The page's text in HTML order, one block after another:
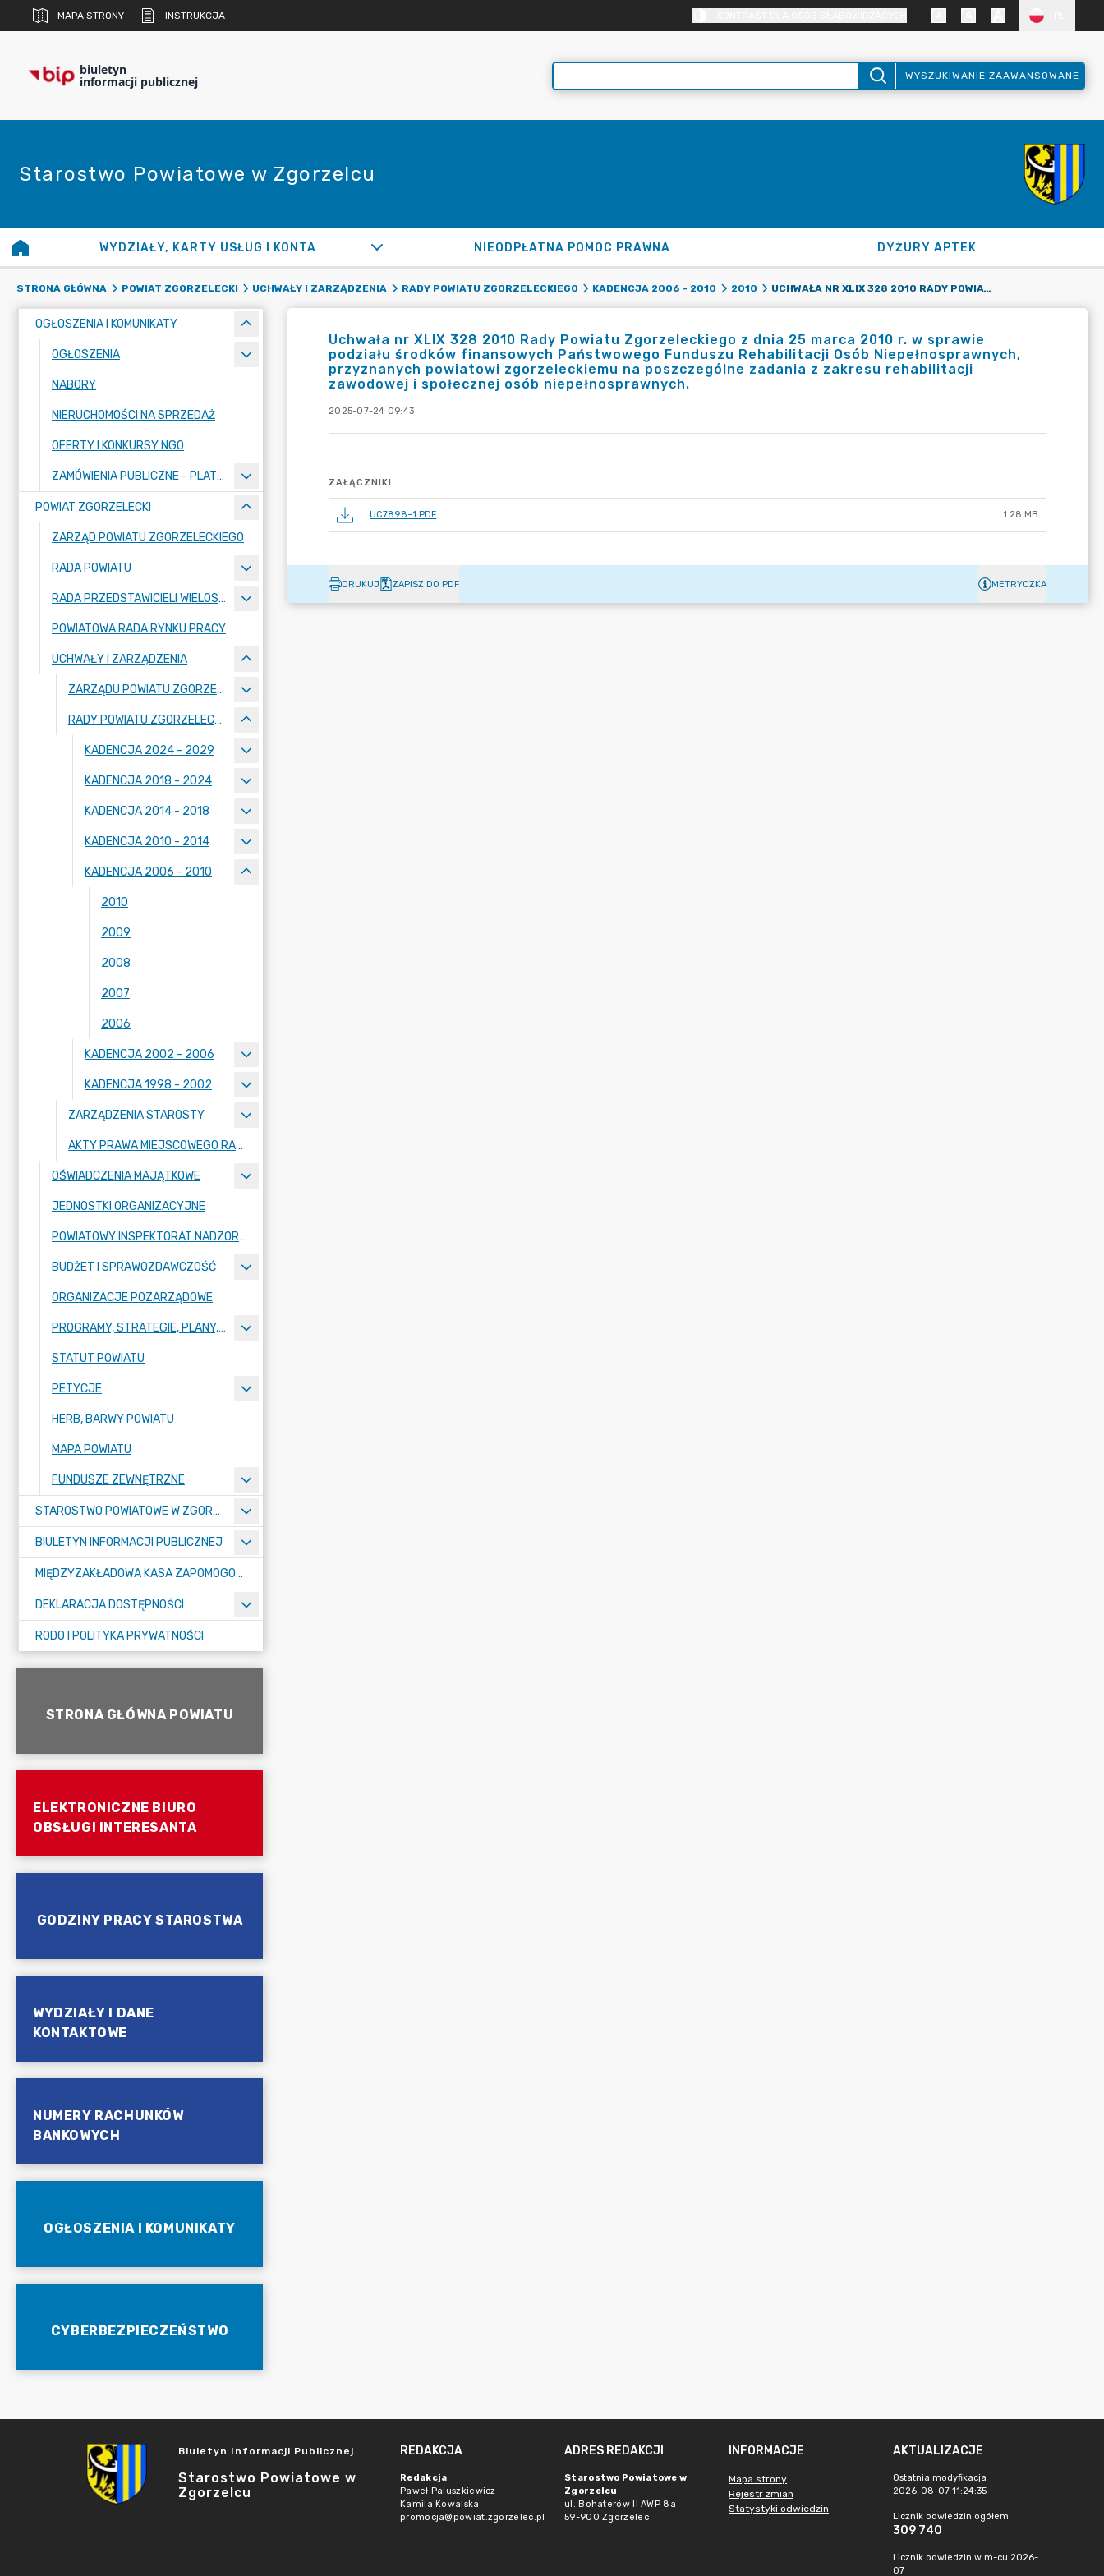
MAPA STRONY INSTRUKCJA
biuletyn
informacji publicznej WYSZUKIWANIE ZAAWANSOWANE
Starostwo Powiatowe w Zgorzelcu
WYDZIAŁY, KARTY USŁUG I KONTA NIEODPŁATNA POMOC PRAWNA DYŻURY APTEK
STRONA GŁÓWNA POWIAT ZGORZELECKI UCHWAŁY I ZARZĄDZENIA RADY POWIATU ZGORZELECKIEGO KADENCJA 2006 - 2010 2010 UCHWAŁA NR XLIX 328 2010 RADY POWIATU ZGORZELECKIEGO Z DNIA 25 MARCA 2010 R. W SPRAWIE PODZIAŁU ŚRODKÓW FINANSOWYCH PAŃSTWOWEGO FUNDUSZU REHABILITACJI OSÓB NIEPEŁNOSPRAWNYCH, PRZYZNANYCH POWIATOWI ZGORZELECKIEMU NA POSZCZEGÓLNE ZADANIA Z ZAKRESU REHABILITACJI ZAWODOWEJ I SPOŁECZNEJ OSÓB NIEPEŁNOSPRAWNYCH.
OGŁOSZENIA I KOMUNIKATY
OGŁOSZENIA
NABORY
NIERUCHOMOŚCI NA SPRZEDAŻ
OFERTY I KONKURSY NGO
ZAMÓWIENIA PUBLICZNE - PLATFORMA ZAKUPOWA
POWIAT ZGORZELECKI
ZARZĄD POWIATU ZGORZELECKIEGO
RADA POWIATU
RADA PRZEDSTAWICIELI WIELOSPECJALISTYCZNEGO ZESPOŁU OPIEKI ZDROWOTNEJ "BOLESŁAWIEC-ZGORZELEC" SAMODZIELNEGO PUBLICZNEGO ZAKŁADU OPIEKI ZDROWOTNEJ
POWIATOWA RADA RYNKU PRACY
UCHWAŁY I ZARZĄDZENIA
ZARZĄDU POWIATU ZGORZELECKIEGO
RADY POWIATU ZGORZELECKIEGO
KADENCJA 2024 - 2029
KADENCJA 2018 - 2024
KADENCJA 2014 - 2018
KADENCJA 2010 - 2014
KADENCJA 2006 - 2010
2010
2009
2008
2007
2006
KADENCJA 2002 - 2006
KADENCJA 1998 - 2002
ZARZĄDZENIA STAROSTY
AKTY PRAWA MIEJSCOWEGO RADY POWIATU ZGORZELECKIEGO
OŚWIADCZENIA MAJĄTKOWE
JEDNOSTKI ORGANIZACYJNE
POWIATOWY INSPEKTORAT NADZORU BUDOWLANEGO
BUDŻET I SPRAWOZDAWCZOŚĆ
ORGANIZACJE POZARZĄDOWE
PROGRAMY, STRATEGIE, PLANY, RAPORTY
STATUT POWIATU
PETYCJE
HERB, BARWY POWIATU
MAPA POWIATU
FUNDUSZE ZEWNĘTRZNE
STAROSTWO POWIATOWE W ZGORZELCU
BIULETYN INFORMACJI PUBLICZNEJ
MIĘDZYZAKŁADOWA KASA ZAPOMOGOWO-POŻYCZKOWA
DEKLARACJA DOSTĘPNOŚCI
RODO I POLITYKA PRYWATNOŚCI
STRONA GŁÓWNA POWIATU
ELEKTRONICZNE BIURO
OBSŁUGI INTERESANTA
GODZINY PRACY STAROSTWA
WYDZIAŁY I DANE
KONTAKTOWE
NUMERY RACHUNKÓW
BANKOWYCH
OGŁOSZENIA I KOMUNIKATY
CYBERBEZPIECZEŃSTWO
Uchwała nr XLIX 328 2010 Rady Powiatu Zgorzeleckiego z dnia 25 marca 2010 r. w sprawie
podziału środków finansowych Państwowego Funduszu Rehabilitacji Osób Niepełnosprawnych,
przyznanych powiatowi zgorzeleckiemu na poszczególne zadania z zakresu rehabilitacji
zawodowej i społecznej osób niepełnosprawnych.
2025-07-24 09:43
ZAŁĄCZNIKI
UC7898~1.PDF 1.28 MB
DRUKUJ ZAPISZ DO PDF METRYCZKA
Biuletyn Informacji Publicznej
Starostwo Powiatowe w
Zgorzelcu
REDAKCJA
Redakcja
Paweł Paluszkiewicz
Kamila Kowalska
promocja@powiat.zgorzelec.pl
ADRES REDAKCJI
Starostwo Powiatowe w
Zgorzelcu
ul. Bohaterów II AWP 8a
59-900 Zgorzelec
INFORMACJE
Mapa strony
Rejestr zmian
Statystyki odwiedzin
AKTUALIZACJE
Ostatnia modyfikacja
2026-08-07 11:24:35
Licznik odwiedzin ogółem
309 740
Licznik odwiedzin w m-cu 2026-
07